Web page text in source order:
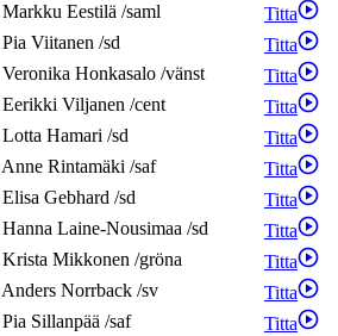
Markku Eestilä /saml
Titta
Pia Viitanen /sd
Titta
Veronika Honkasalo /vänst
Titta
Eerikki Viljanen /cent
Titta
Lotta Hamari /sd
Titta
Anne Rintamäki /saf
Titta
Elisa Gebhard /sd
Titta
Hanna Laine-Nousimaa /sd
Titta
Krista Mikkonen /gröna
Titta
Anders Norrback /sv
Titta
Pia Sillanpää /saf
Titta